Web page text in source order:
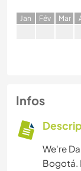
Jan Fév Mar
Infos
We're
Bogotá.